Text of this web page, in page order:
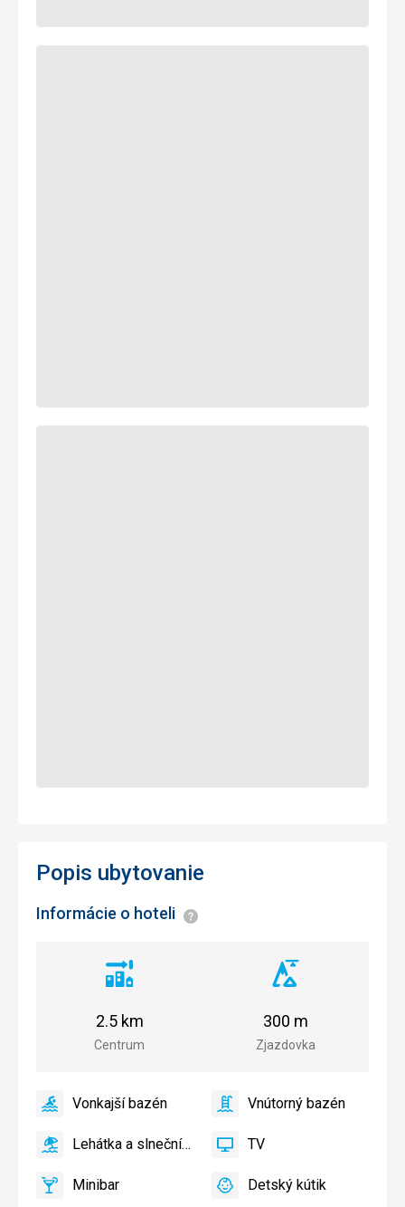
Popis ubytovanie
Informácie o hoteli Informácie
Vzdialenosť
centra
Centrum
2.5 km
Vzdialenosť
zjazdovky
Zjazdovka
300 m
VonkajšíVonkajší bazén
áno
Vnútorný
Vnútorný bazén
áno
Lehátka
slnečníky
Lehátka a slnečníky pri bazéne zadarmo
áno TV TV
áno
Minibar,Minibar
áno
DetskýDetský kútik
áno